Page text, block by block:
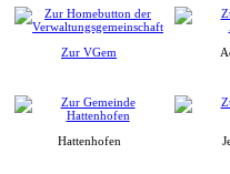
Zur VGem
Hattenhofen